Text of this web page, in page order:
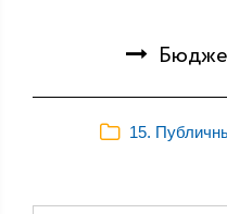
15.